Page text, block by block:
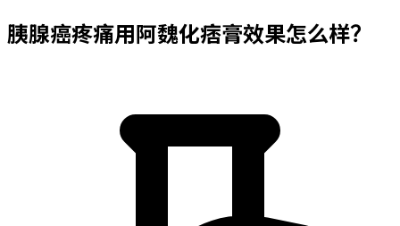
胰腺癌疼痛用阿魏化痞膏效果怎么样？